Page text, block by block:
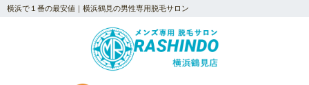
横浜で１番の最安値｜横浜鶴見の男性専用脱毛サロン